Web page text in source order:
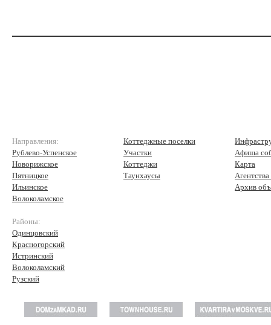
Направления:
Рублево-Успенское
Новорижское
Пятницкое
Ильинское
Волоколамское
Районы:
Одинцовский
Красногорский
Истринский
Волоколамский
Рузский
Коттеджные поселки
Участки
Коттеджи
Таунхаусы
Афиша
Карта
Архив